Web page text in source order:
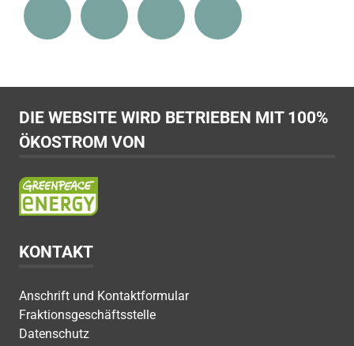
DIE WEBSITE WIRD BETRIEBEN MIT 100%
ÖKOSTROM VON
KONTAKT
Anschrift und Kontaktformular
Fraktionsgeschäftsstelle
Datenschutz